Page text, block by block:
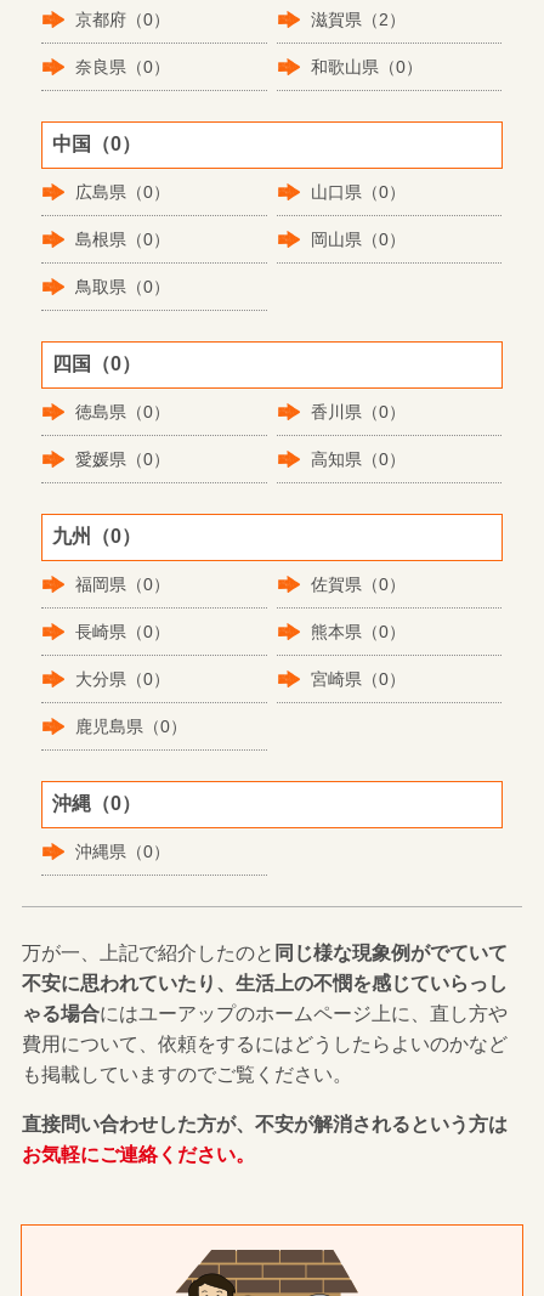
京都府（0） 滋賀県（2）
奈良県（0） 和歌山県（0）
中国（0）
広島県（0） 山口県（0）
島根県（0） 岡山県（0）
鳥取県（0）
四国（0）
徳島県（0） 香川県（0）
愛媛県（0） 高知県（0）
九州（0）
福岡県（0） 佐賀県（0）
長崎県（0） 熊本県（0）
大分県（0） 宮崎県（0）
鹿児島県（0）
沖縄（0）
沖縄県（0）
万が一、上記で紹介したのと 同じ様な現象例がでていて
不安に思われていたり、生活上の不憫を感じていらっし
ゃる場合にはユーアップのホームページ上に、直し方や
費用について、依頼をするにはどうしたらよいのかなど
も掲載していますのでご覧ください。
直接問い合わせした方が、不安が解消されるという方は
お気軽にご連絡ください。